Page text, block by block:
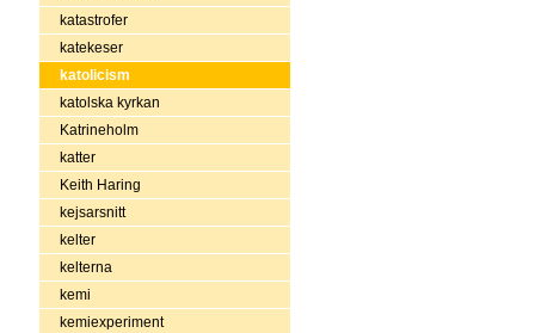
katastrofer
katekeser
katolicism
katolska kyrkan
Katrineholm
katter
Keith Haring
kejsarsnitt
kelter
kelterna
kemi
kemiexperiment